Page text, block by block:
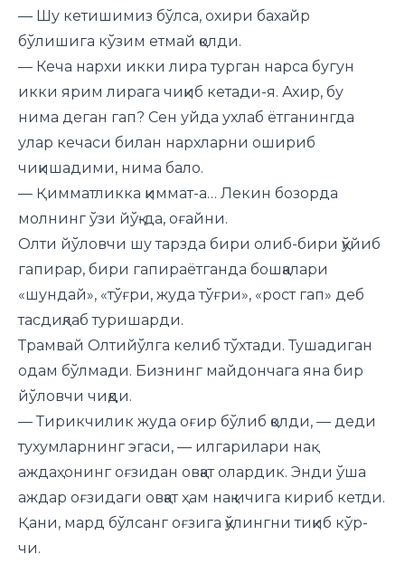
— Шу кетишимиз бўлса, охири бахайр
бўлишига кўзим етмай қолди.
— Кеча нархи икки лира турган нарса бугун
икки ярим лирага чиқиб кетади-я. Ахир, бу
нима деган гап? Сен уйда ухлаб ётганингда
улар кечаси билан нархларни ошириб
чиқишадими, нима бало.
— Қимматликка қиммат-а… Лекин бозорда
молнинг ўзи йўқ-да, оғайни.
Олти йўловчи шу тарзда бири олиб-бири қўйиб
гапирар, бири гапираётганда бошқалари
«шундай», «тўғри, жуда тўғри», «рост гап» деб
тасдиқлаб туришарди.
Трамвай Олтийўлга келиб тўхтади. Тушадиган
одам бўлмади. Бизнинг майдончага яна бир
йўловчи чиқди.
— Тирикчилик жуда оғир бўлиб қолди, — деди
тухумларнинг эгаси, — илгарилари нақ
аждаҳонинг оғзидан овқат олардик. Энди ўша
аждар оғзидаги овқат ҳам нақ ичига кириб кетди.
Қани, мард бўлсанг оғзига қўлингни тиқиб кўр-
чи.